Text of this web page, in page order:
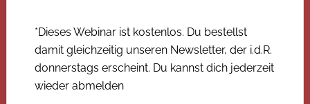
*Dieses Webinar ist kostenlos. Du bestellst
damit gleichzeitig unseren Newsletter, der i.d.R.
donnerstags erscheint. Du kannst dich jederzeit
wieder abmelden